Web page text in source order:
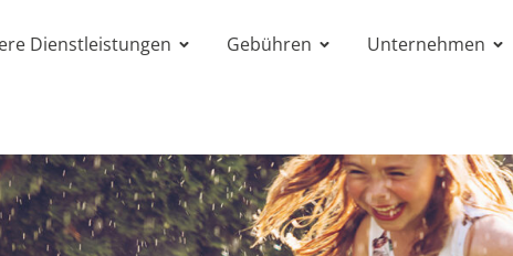
Dienstleistungen Gebühren Unternehmen